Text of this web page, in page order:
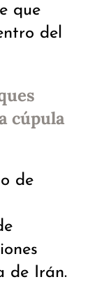
que
del
cúpula
de
de Irán.